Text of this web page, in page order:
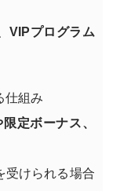
VIPプログラム
仕組み
定ボーナス、
受けられる場合